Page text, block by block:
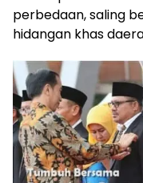
perbedaan, saling
hidangan khas